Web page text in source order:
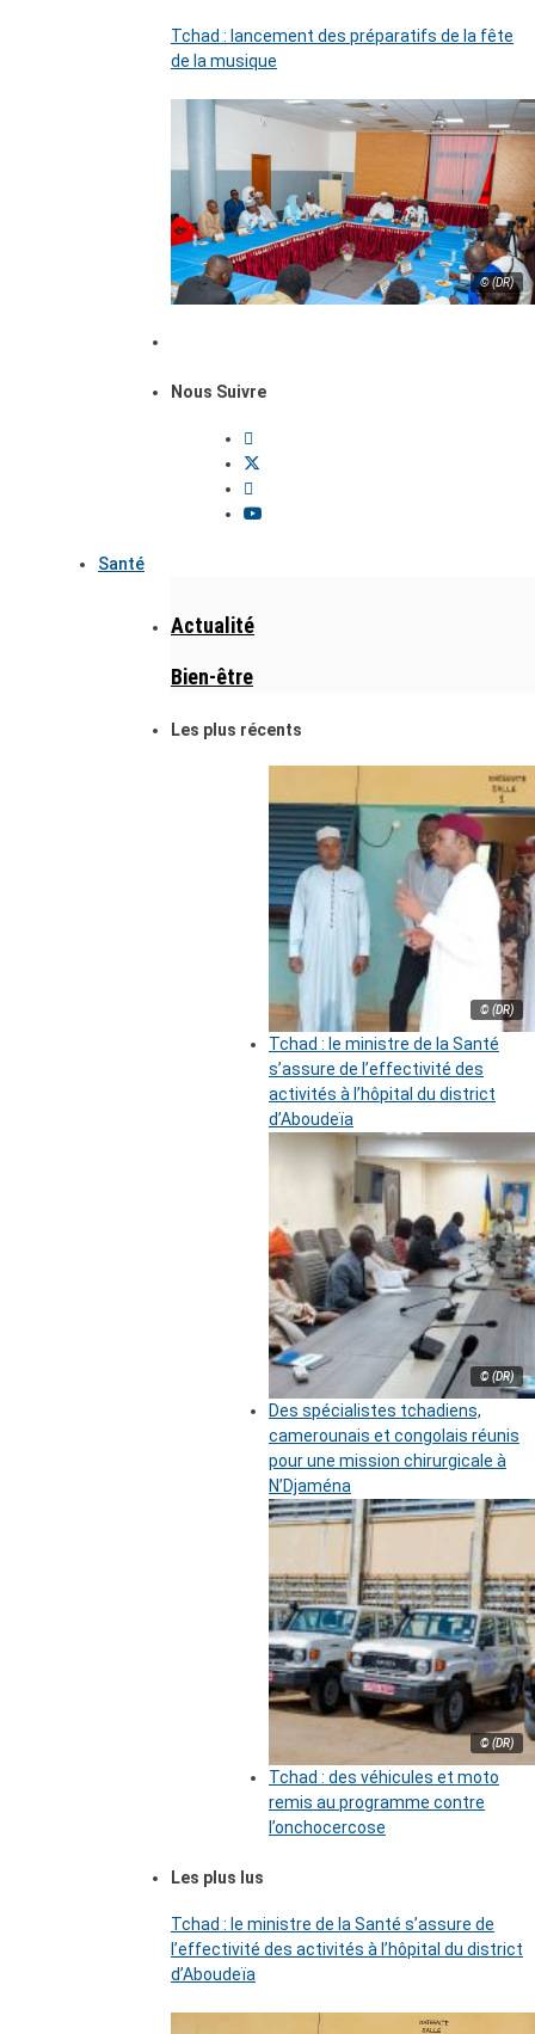
Tchad : lancement des préparatifs de la fête
de la musique
© (DR)
Nous Suivre
Santé
Actualité
Bien-être
Les plus récents
© (DR)
Tchad : le ministre de la Santé
s’assure de l’effectivité des
activités à l’hôpital du district
d’Aboudeïa
© (DR)
Des spécialistes tchadiens,
camerounais et congolais réunis
pour une mission chirurgicale à
N’Djaména
© (DR)
Tchad : des véhicules et moto
remis au programme contre
l’onchocercose
Les plus lus
Tchad : le ministre de la Santé s’assure de
l’effectivité des activités à l’hôpital du district
d’Aboudeïa